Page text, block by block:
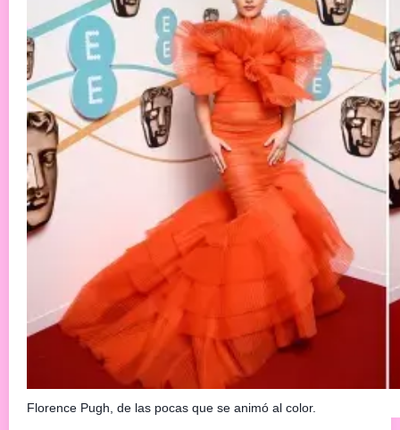
Florence Pugh, de las pocas que se animó al color.